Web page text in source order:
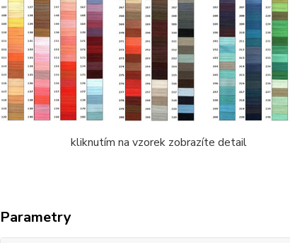
kliknutím na vzorek zobrazíte detail
Parametry